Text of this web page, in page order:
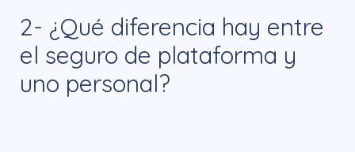
como la normativa federal exigen un
seguro que cubra el uso comercial del
vehículo.
2- ¿Qué diferencia hay entre
el seguro de plataforma y
uno personal?